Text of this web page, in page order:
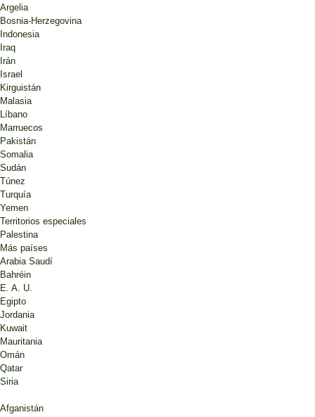
Argelia
Bosnia-Herzegovina
Indonesia
Iraq
Irán
Israel
Kirguistán
Malasia
Líbano
Marruecos
Pakistán
Somalia
Sudán
Túnez
Turquía
Yemen
Territorios especiales
Palestina
Más países
Arabia Saudí
Bahréin
E. A. U.
Egipto
Jordania
Kuwait
Mauritania
Omán
Qatar
Siria
Afganistán